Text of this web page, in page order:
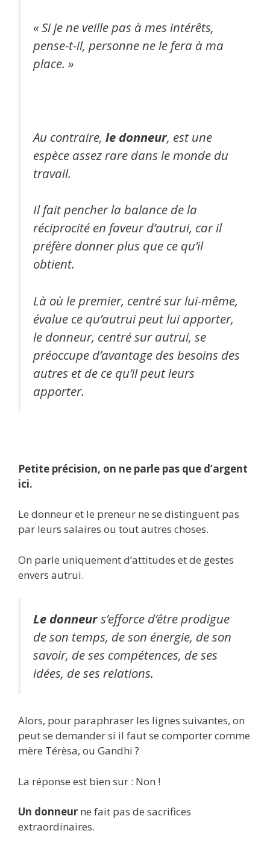
« Si je ne veille pas à mes intérêts,
pense-t-il, personne ne le fera à ma
place. »
Au contraire, le donneur, est une
espèce assez rare dans le monde du
travail.
Il fait pencher la balance de la
réciprocité en faveur d’autrui, car il
préfère donner plus que ce qu’il
obtient.
Là où le premier, centré sur lui-même,
évalue ce qu’autrui peut lui apporter,
le donneur, centré sur autrui, se
préoccupe d’avantage des besoins des
autres et de ce qu’il peut leurs
apporter.
Petite précision, on ne parle pas que d’argent
ici.
Le donneur et le preneur ne se distinguent pas
par leurs salaires ou tout autres choses.
On parle uniquement d’attitudes et de gestes
envers autrui.
Le donneurs’efforce d’être prodigue
de son temps, de son énergie, de son
savoir, de ses compétences, de ses
idées, de ses relations.
Alors, pour paraphraser les lignes suivantes, on
peut se demander si il faut se comporter comme
mère Térèsa, ou Gandhi ?
La réponse est bien sur : Non !
Un donneur ne fait pas de sacrifices
extraordinaires.